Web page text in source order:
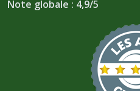
Note globale : 4,9/5